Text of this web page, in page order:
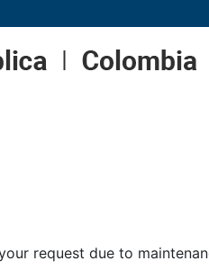
request due to